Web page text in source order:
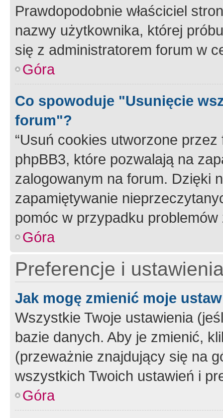
Prawdopodobnie właściciel
nazwy użytkownika, której
się z administratorem forum w
Góra
Co spowoduje "Usunięcie
forum"?
“Usuń cookies utworzone
phpBB3, które pozwalają na
zalogowanym na forum. Dzięki
zapamiętywanie
pomóc w przypadku
Góra
Preferencje i
Jak mogę zmienić moje
Wszystkie Twoje ustawienia
bazie danych. Aby je zmienić,
(przeważnie znajdujący się na
wszystkich Twoich ustawień i
Góra